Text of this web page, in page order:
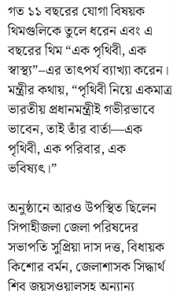
গত ১১ বছরের যোগা বিষয়ক
থিমগুলিকে তুলে ধরেন এবং এ
বছরের থিম “এক পৃথিবী, এক
স্বাস্থ্য”–এর তাৎপর্য ব্যাখ্যা করেন।
মন্ত্রীর কথায়, “পৃথিবী নিয়ে একমাত্র
ভারতীয় প্রধানমন্ত্রীই গভীরভাবে
ভাবেন, তাই তাঁর বার্তা—এক
পৃথিবী, এক পরিবার, এক
ভবিষ্যৎ।”
অনুষ্ঠানে আরও উপস্থিত ছিলেন
সিপাহীজলা জেলা পরিষদের
সভাপতি সুপ্রিয়া দাস দত্ত, বিধায়ক
কিশোর বর্মন, জেলাশাসক সিদ্ধার্থ